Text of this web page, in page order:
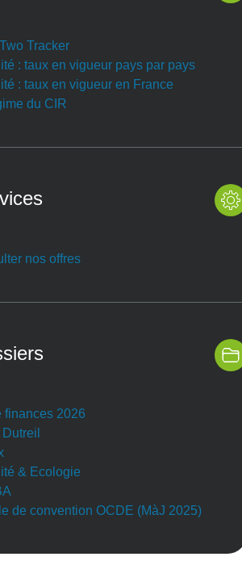
Tracker
: taux en vigueur pays par pays
: taux en vigueur en France
du CIR
nos offres
finances 2026
& Ecologie
de convention OCDE (MàJ 2025)